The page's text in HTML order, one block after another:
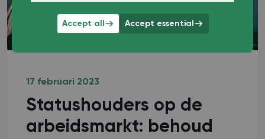
Accept all Accept essential
17 februari 2023
Statushouders op de
arbeidsmarkt: behoud